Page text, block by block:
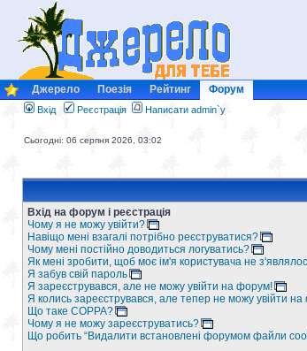
Джерело Поезія Рейтинг Форум
Вхід Реєстрація Написати admin`у
Сьогодні: 06 серпня 2026, 03:02
Вхід на форум і реєстрація
Чому я не можу увійти?
Навіщо мені взагалі потрібно реєструватися?
Чому мені постійно доводиться логуватись?
Як мені зробити, щоб моє ім'я користувача не
Я забув свій пароль
Я зареєструвався, але не можу увійти на форум!
Я колись зареєструвався, але тепер не можу увійти
Що таке COPPA?
Чому я не можу зареєструватись?
Що робить “Видалити встановлені форумом файли